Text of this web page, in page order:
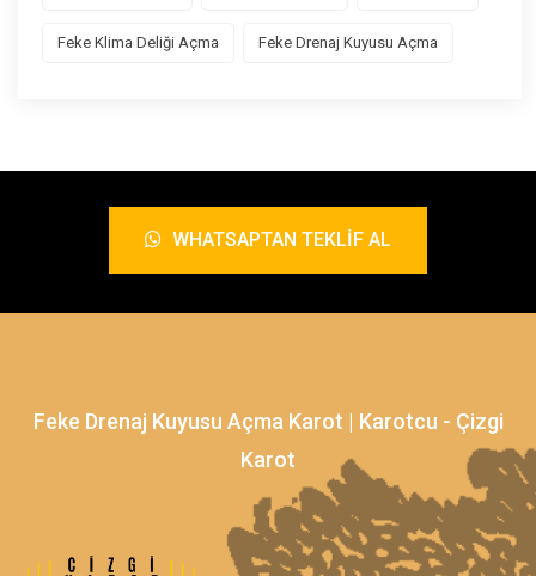
Feke Klima Deliği Açma Feke Drenaj Kuyusu Açma
WHATSAPTAN TEKLIF AL
Feke Drenaj Kuyusu Açma Karot | Karotcu - Çizgi
Karot